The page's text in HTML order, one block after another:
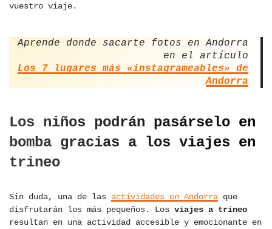
vuestro viaje.
Aprende donde sacarte fotos en Andorra
en el artículo
Los 7 lugares más «instagrameables» de
Andorra
Los niños podrán pasárselo en
bomba gracias a los viajes en
trineo
Sin duda, una de las actividades en Andorra que
disfrutarán los más pequeños. Los viajes a trineo
resultan en una actividad accesible y emocionante en